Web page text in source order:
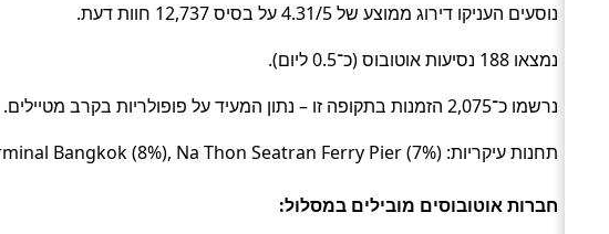
נוסעים העניקו דירוג ממוצע של 4.31/5 על בסיס 12,737 חוות דעת.
נמצאו 188 נסיעות אוטובוס (כ־0.5 ליום).
נרשמו כ־2,075 הזמנות בתקופה זו – נתון המעיד על פופולריות בקרב מטיילים.
תחנות עיקריות: Raja Ferry Koh Samui (8%), Southern Terminal Bangkok (8%), Na Thon Seatran Ferry Pier (7%).
חברות אוטובוסים מובילים במסלול: